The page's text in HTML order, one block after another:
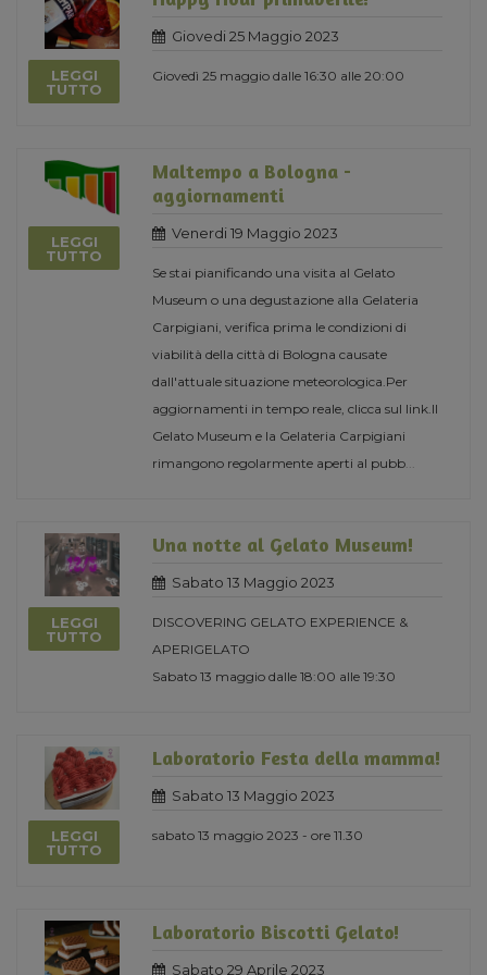
LEGGI
TUTTO
Giovedi 25 Maggio 2023
Giovedì 25 maggio dalle 16:30 alle 20:00
LEGGI
TUTTO
Maltempo a Bologna -
aggiornamenti
Venerdi 19 Maggio 2023
Se stai pianificando una visita al Gelato
Museum o una degustazione alla Gelateria
Carpigiani, verifica prima le condizioni di
viabilità della città di Bologna causate
dall'attuale situazione meteorologica.Per
aggiornamenti in tempo reale, clicca sul link.Il
Gelato Museum e la Gelateria Carpigiani
rimangono regolarmente aperti al pubb...
LEGGI
TUTTO
Una notte al Gelato Museum!
Sabato 13 Maggio 2023
DISCOVERING GELATO EXPERIENCE &
APERIGELATO
Sabato 13 maggio dalle 18:00 alle 19:30
LEGGI
TUTTO
Laboratorio Festa della mamma!
Sabato 13 Maggio 2023
sabato 13 maggio 2023 - ore 11.30
Laboratorio Biscotti Gelato!
Sabato 29 Aprile 2023